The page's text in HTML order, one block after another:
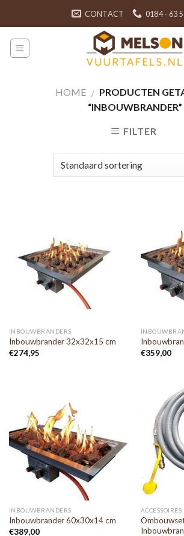
content
CONTACT 0184 - 63
HOME / PRODUCTEN
“INBOUWBRANDER”
FILTER
INBOUWBRANDERS
Inbouwbrander 32x32x15 cm
€274,95
€359,00
INBOUWBRANDERS
Inbouwbrander 60x30x14 cm
€389,00
ACCESSOIRES